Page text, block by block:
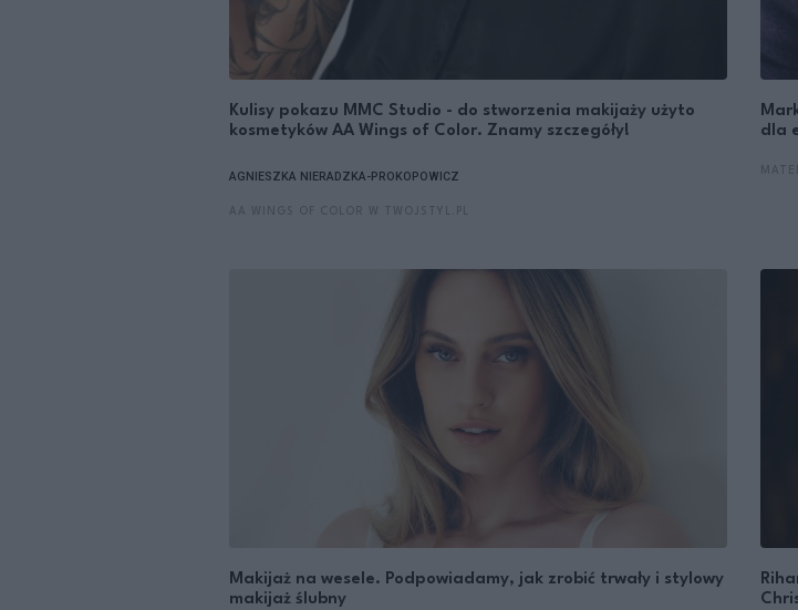
Kulisy pokazu MMC Studio - do stworzenia makijaży użyto
kosmetyków AA Wings of Color. Znamy szczegóły!
AGNIESZKA NIERADZKA-PROKOPOWICZ
dla
Makijaż na wesele. Podpowiadamy, jak zrobić trwały i stylowy
makijaż ślubny